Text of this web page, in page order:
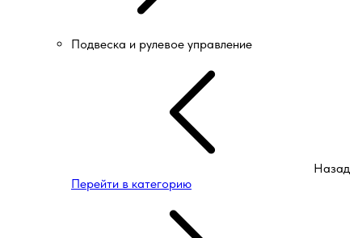
Подвеска и рулевое управление
Назад
Перейти в категорию